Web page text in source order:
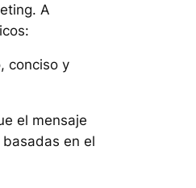
A
conciso y
el mensaje
en el